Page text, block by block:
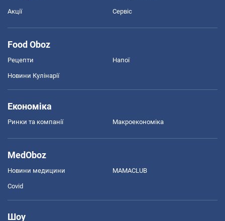
Акції Сервіс
Food Oboz
Рецепти Напої
Новини Кулінарії
Економіка
Ринки та компанії Макроекономіка
MedOboz
Новини медицини MAMACLUB
Covid
Шоу